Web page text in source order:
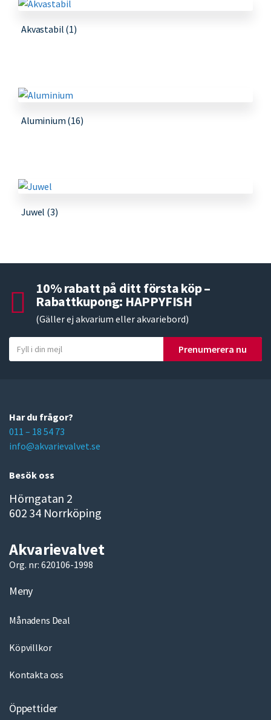
Akvastabil (1)
Aluminium (16)
Juwel (3)
10% rabatt på ditt första köp –
Rabattkupong: HAPPYFISH
(Gäller ej akvarium eller akvariebord)
o
m
a
i
Prenumerera nu
Har du frågor?
011 – 18 54 73
info@akvarievalvet.se
Besök oss
Hörngatan 2
602 34 Norrköping
Akvarievalvet
Org. nr: 620106-1998
Meny
Månadens Deal
Köpvillkor
Kontakta oss
Öppettider